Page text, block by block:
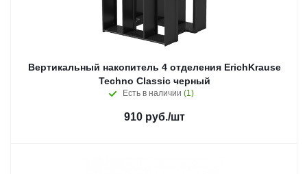
Вертикальный накопитель 4 отделения ErichKrause
Techno Classic черный
Есть в наличии (1)
910руб./шт